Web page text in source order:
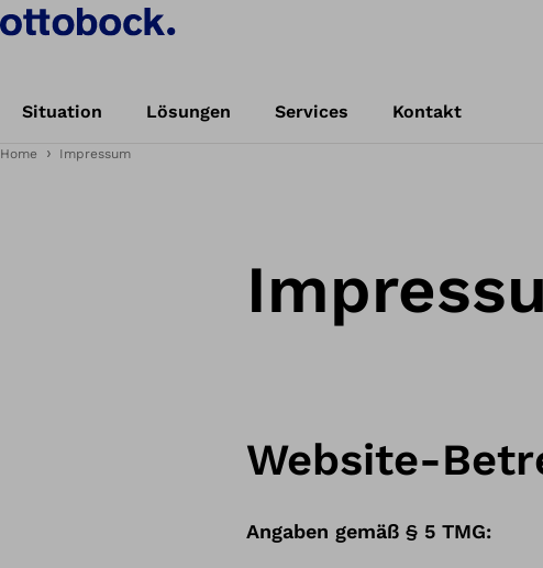
Situation Lösungen Services Kontakt
Home Impressum
Website-
Angaben gemäß § 5 TMG: